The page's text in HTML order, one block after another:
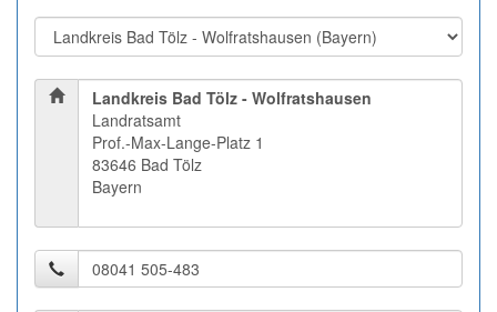
Landkreis Bad Tölz - Wolfratshausen
Landratsamt
Prof.-Max-Lange-Platz 1
83646 Bad Tölz
Bayern